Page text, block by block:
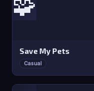
Save My Pets
Casual